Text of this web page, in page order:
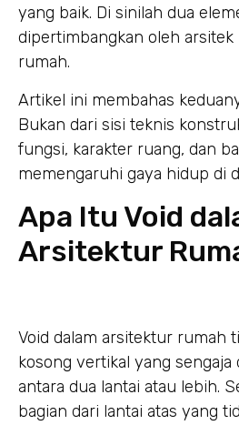
yang baik. Di sinilah dua
dipertimbangkan oleh
rumah.
Artikel ini membahas
Bukan dari sisi teknis
fungsi, karakter ruang, dan
memengaruhi gaya hidup di
Apa Itu Void
Arsitektur
Void dalam arsitektur rumah
kosong vertikal yang
antara dua lantai atau lebih.
bagian dari lantai atas yang